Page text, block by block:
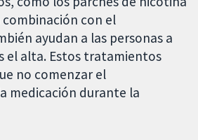
con el
ayudan a las personas a
el alta. Estos tratamientos
no comenzar el
medicación durante la